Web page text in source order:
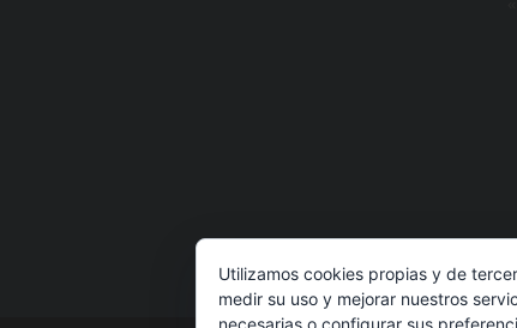
Utilizamos cookies propias y de
medir su uso y mejorar nuestros
necesarias o configurar sus